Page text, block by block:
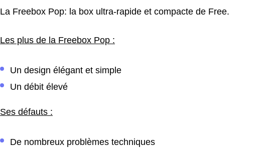
La Freebox Pop: la box ultra-rapide et compacte de Free.
Les plus de la Freebox Pop :
Un design élégant et simple
Un débit élevé
Ses défauts :
De nombreux problèmes techniques